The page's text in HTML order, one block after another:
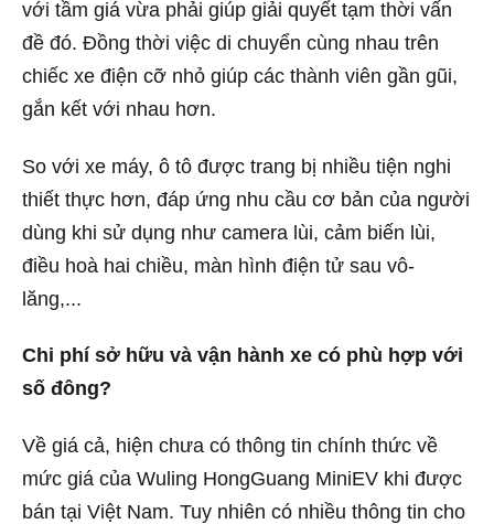
với tầm giá vừa phải giúp giải quyết tạm thời vấn
đề đó. Đồng thời việc di chuyển cùng nhau trên
chiếc xe điện cỡ nhỏ giúp các thành viên gần gũi,
gắn kết với nhau hơn.
So với xe máy, ô tô được trang bị nhiều tiện nghi
thiết thực hơn, đáp ứng nhu cầu cơ bản của người
dùng khi sử dụng như camera lùi, cảm biến lùi,
điều hoà hai chiều, màn hình điện tử sau vô-
lăng,...
Chi phí sở hữu và vận hành xe có phù hợp với
số đông?
Về giá cả, hiện chưa có thông tin chính thức về
mức giá của Wuling HongGuang MiniEV khi được
bán tại Việt Nam. Tuy nhiên có nhiều thông tin cho